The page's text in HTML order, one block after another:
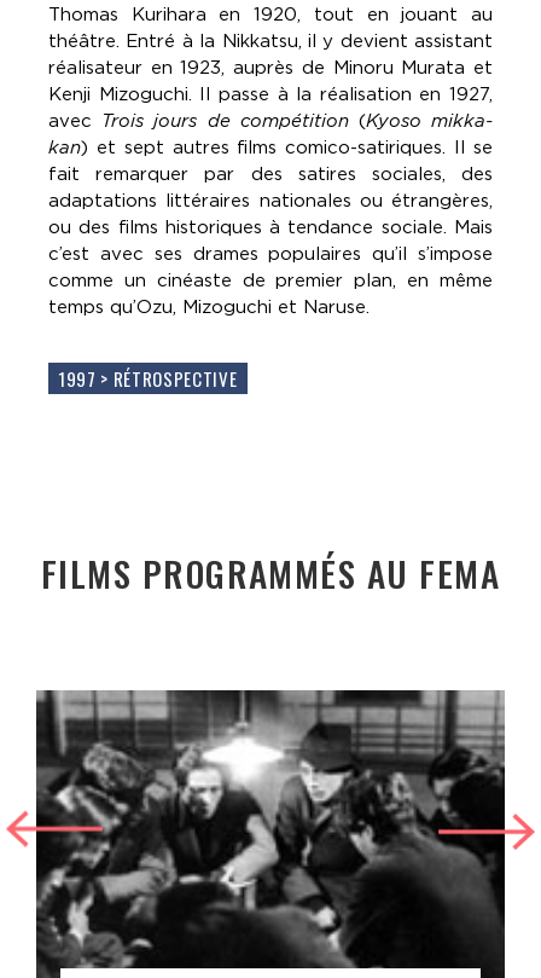
Thomas Kurihara en 1920, tout en jouant au
théâtre. Entré à la Nikkatsu, il y devient assistant
réalisateur en 1923, auprès de Minoru Murata et
Kenji Mizoguchi. Il passe à la réalisation en 1927,
avec
Trois jours de compétition(Kyoso mikka-
kan) et sept autres films comico-satiriques. Il se
fait remarquer par des satires sociales, des
adaptations littéraires nationales ou étrangères,
ou des films historiques à tendance sociale. Mais
c’est avec ses drames populaires qu’il s’impose
comme un cinéaste de premier plan, en même
temps qu’Ozu, Mizoguchi et Naruse.
1997 > RÉTROSPECTIVE
FILMS PROGRAMMÉS AU FEMA